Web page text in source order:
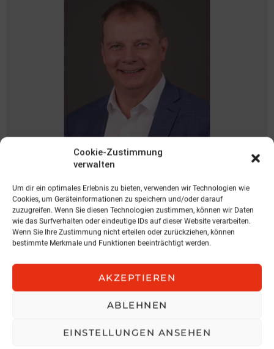
Cookie-Zustimmung
verwalten
Um dir ein optimales Erlebnis zu bieten, verwenden wir Technologien wie
Cookies, um Geräteinformationen zu speichern und/oder darauf
zuzugreifen. Wenn Sie diesen Technologien zustimmen, können wir Daten
wie das Surfverhalten oder eindeutige IDs auf dieser Website verarbeiten.
Wenn Sie Ihre Zustimmung nicht erteilen oder zurückziehen, können
bestimmte Merkmale und Funktionen beeinträchtigt werden.
AKZEPTIEREN
ABLEHNEN
EINSTELLUNGEN ANSEHEN
Spari geht zu KOBAN
KOBAN SÜDVERS
3. August 2026, 11:04